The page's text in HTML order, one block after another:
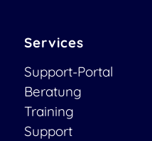
Services
Support-Portal
Beratung
Training
Support